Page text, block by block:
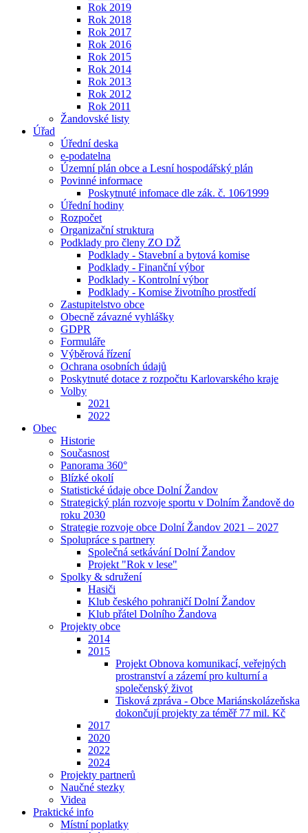
Rok 2019
Rok 2018
Rok 2017
Rok 2016
Rok 2015
Rok 2014
Rok 2013
Rok 2012
Rok 2011
Žandovské listy
Úřad
Úřední deska
e-podatelna
Územní plán obce a Lesní hospodářský plán
Povinné informace
Poskytnuté infomace dle zák. č. 106⁄1999
Úřední hodiny
Rozpočet
Organizační struktura
Podklady pro členy ZO DŽ
Podklady - Stavební a bytová komise
Podklady - Finanční výbor
Podklady - Kontrolní výbor
Podklady - Komise životního prostředí
Zastupitelstvo obce
Obecně závazné vyhlášky
GDPR
Formuláře
Výběrová řízení
Ochrana osobních údajů
Poskytnuté dotace z rozpočtu Karlovarského kraje
Volby
2021
2022
Obec
Historie
Současnost
Panorama 360°
Blízké okolí
Statistické údaje obce Dolní Žandov
Strategický plán rozvoje sportu v Dolním Žandově do
roku 2030
Strategie rozvoje obce Dolní Žandov 2021 – 2027
Spolupráce s partnery
Společná setkávání Dolní Žandov
Projekt "Rok v lese"
Spolky & sdružení
Hasiči
Klub českého pohraničí Dolní Žandov
Klub přátel Dolního Žandova
Projekty obce
2014
2015
Projekt Obnova komunikací, veřejných
prostranství a zázemí pro kulturní a
společenský život
Tisková zpráva - Obce Mariánskolázeňska
dokončují projekty za téměř 77 mil. Kč
2017
2020
2022
2024
Projekty partnerů
Naučné stezky
Videa
Praktické info
Místní poplatky